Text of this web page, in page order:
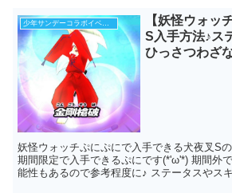
少年サンデーコラボイベント
【妖怪ウォッ
S入手方法♪ス
ひっさつわざ
妖怪ウォッチぷにぷにで入手できる犬夜叉S
期間限定で入手できるぷにです(*'ω'*) 期間外
能性もあるので参考程度に♪ ステータスやス